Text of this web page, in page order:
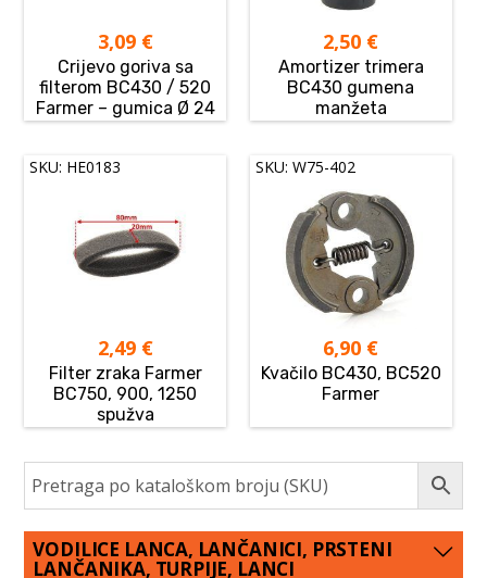
3,09 €
Crijevo goriva sa
filterom BC430 / 520
Farmer – gumica Ø 24
2,50 €
Amortizer trimera
BC430 gumena
manžeta
SKU: HE0183
2,49 €
Filter zraka Farmer
BC750, 900, 1250
spužva
SKU: W75-402
6,90 €
Kvačilo BC430, BC520
Farmer
VODILICE LANCA, LANČANICI, PRSTENI
LANČANIKA, TURPIJE, LANCI